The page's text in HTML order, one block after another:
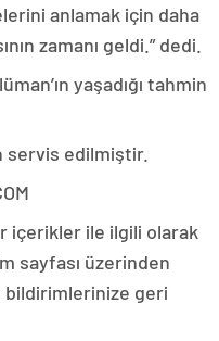
anlamak için daha
zamanı geldi.” dedi.
yaşadığı tahmin
servis edilmiştir.
içerikler ile ilgili olarak
sayfası üzerinden
bildirimlerinize geri